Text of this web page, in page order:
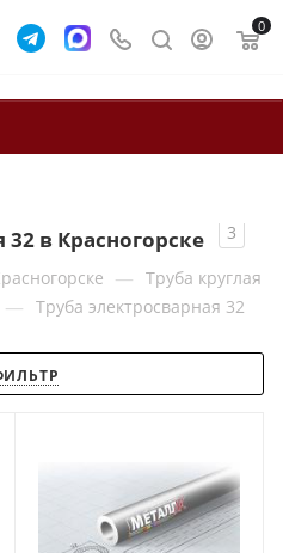
0
32 в Красногорске
3
— Труба круглая
— Труба электросварная 32